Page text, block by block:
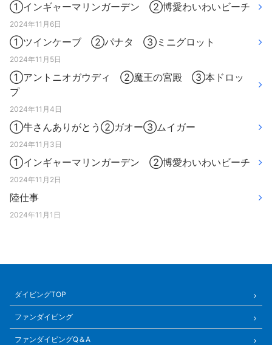
①インギャーマリンガーデン ②博愛わいわいビーチ
2024年11月6日
①ツインケーブ ②パナタ ③ミニグロット
2024年11月5日
①アントニオガウディ ②魔王の宮殿 ③本ドロッ
プ
2024年11月4日
①牛さんありがとう②ガオー③ムイガー
2024年11月3日
①インギャーマリンガーデン ②博愛わいわいビーチ
2024年11月2日
陸仕事
2024年11月1日
ダイビングTOP
ファンダイビング
ファンダイビングQ＆A